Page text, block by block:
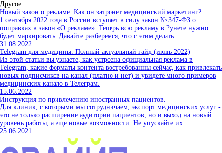
Другое
Новый закон о рекламе. Как он затронет медицинский маркетинг?
1 сентября 2022 года в России вступает в силу закон № 347-ФЗ о
поправках в закон «О рекламе». Теперь всю рекламу в Рунете нужно
будет маркировать. Давайте разберемся, что с этим делать.
31.08.2022
Telegram для медицины. Полный актуальный гайд (июнь 2022)
Из этой статьи вы узнаете, как устроена официальная реклама в
Telegram, какие форматы контента востребованны сейчас, как привлекать
новых подписчиков на канал (платно и нет) и увидете много примеров
медицинских канало в Телеграм.
15.06.2022
Инструкция по привлечению иностранных пациентов.
Для клиник, с которыми мы сотрудничаем, экспорт медицинских услуг -
это не только расширение аудитории пациентов, но и выход на новый
уровень работы, а еще новые возможности. Не упускайте их.
25.06.2021